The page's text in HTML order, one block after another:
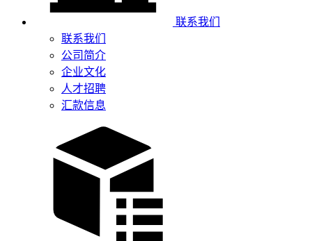
联系我们
联系我们
公司简介
企业文化
人才招聘
汇款信息